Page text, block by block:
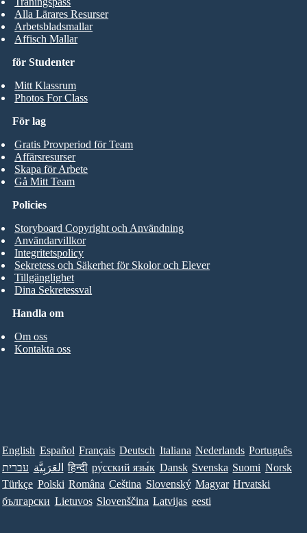
för Studenter
Mitt Klassrum
Photos For Class
Alla Lärares Resurser
Arbetsbladsmallar
Affisch Mallar
För lag
Gratis Provperiod för Team
Affärsresurser
Skapa för Arbete
Gå Mitt Team
Handla om
Om oss
Kontakta oss
Policies
Storyboard Copyright och Användning
Användarvillkor
Integritetspolicy
Sekretess och Säkerhet för Skolor och Elever
Tillgänglighet
Dina Sekretessval
English Español Français Deutsch Italiana Nederlands Português
עברית العَرَبِيَّة हिन्दी ру́сский язы́к Dansk Svenska Suomi Norsk
Türkçe Polski Româna Ceština Slovenský Magyar Hrvatski
български Lietuvos Slovenščina Latvijas eesti